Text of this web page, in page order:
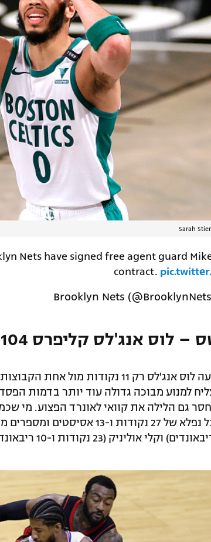
Sarah
Nets have signed free agent guard
contract.
לוס אנג'לס קליפרס 109:104
בכל רבע השלישי קלעה לוס אנג'לס רק 11
גם הלילה את קוואי לאונרד הפצוע. מי
ג'ון וול עם דאבל דאבל נפלא של 27
ווד (24 נקודות ו-19